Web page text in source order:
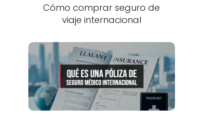
Cómo comprar seguro de
viaje internacional